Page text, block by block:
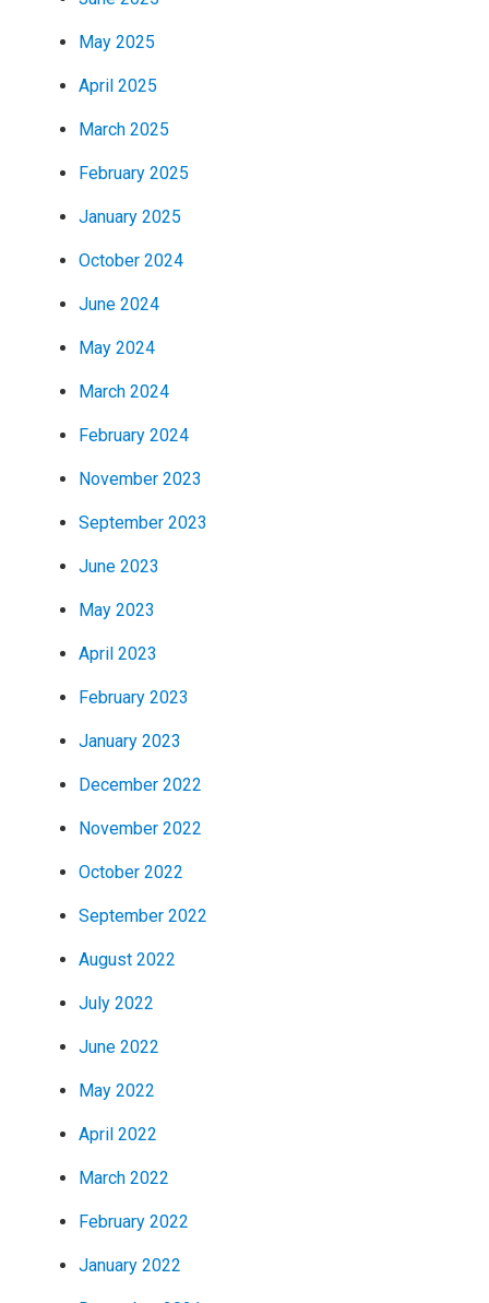
May 2025
April 2025
March 2025
February 2025
January 2025
October 2024
June 2024
May 2024
March 2024
February 2024
November 2023
September 2023
June 2023
May 2023
April 2023
February 2023
January 2023
December 2022
November 2022
October 2022
September 2022
August 2022
July 2022
June 2022
May 2022
April 2022
March 2022
February 2022
January 2022